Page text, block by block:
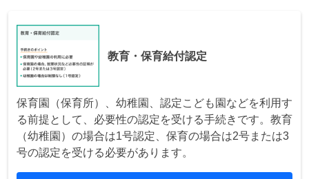
教育・保育給付認定
保育園（保育所）、幼稚園、認定こども園などを利用す
る前提として、必要性の認定を受ける手続きです。教育
（幼稚園）の場合は1号認定、保育の場合は2号または3
号の認定を受ける必要があります。